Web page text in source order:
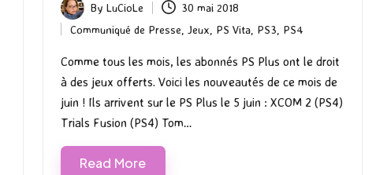
Posted
by
By LuCioLe 30 mai 2018
Posted
in
Communiqué de Presse Jeux PS Vita, PS3 PS4
Comme tous les mois, les abonnés PS Plus ont le droit
à des jeux offerts. Voici les nouveautés de ce mois de
juin ! Ils arrivent sur le PS Plus le 5 juin : XCOM 2 (PS4)
Trials Fusion (PS4) Tom…
Read More